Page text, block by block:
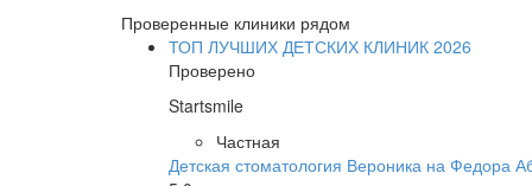
Проверенные клиники рядом
ТОП ЛУЧШИХ ДЕТСКИХ КЛИНИК 2026
Проверено
Startsmile
Частная
Детская стоматология Вероника на Федора